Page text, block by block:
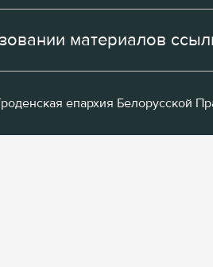
материалов
епархия Белорусской